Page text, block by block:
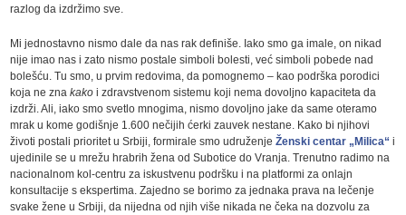
razlog da izdržimo sve.
Mi jednostavno nismo dale da nas rak definiše. Iako smo ga imale, on nikad
nije imao nas i zato nismo postale simboli bolesti, već simboli pobede nad
bolešću. Tu smo, u prvim redovima, da pomognemo – kao podrška porodici
koja ne znakako i zdravstvenom sistemu koji nema dovoljno kapaciteta da
izdrži. Ali, iako smo svetlo mnogima, nismo dovoljno jake da same oteramo
mrak u kome godišnje 1.600 nečijih ćerki zauvek nestane. Kako bi njihovi
životi postali prioritet u Srbiji, formirale smo udruženjeŽenski centar „Milica“ i
ujedinile se u mrežu hrabrih žena od Subotice do Vranja. Trenutno radimo na
nacionalnom kol-centru za iskustvenu podršku i na platformi za onlajn
konsultacije s ekspertima. Zajedno se borimo za jednaka prava na lečenje
svake žene u Srbiji, da nijedna od njih više nikada ne čeka na dozvolu za